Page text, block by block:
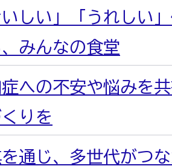
いしい」「うれしい
みんなの食堂
への不安や悩みを
りを
通じ、多世代がつ